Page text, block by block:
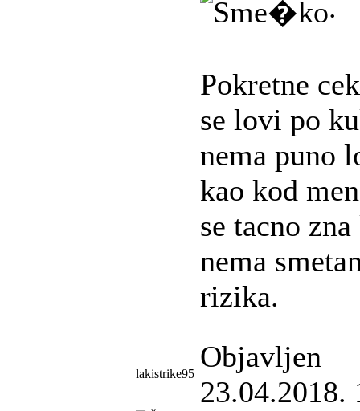
.
Pokretne
se lovi po
nema puno
kao kod
se tacno
nema
rizika.
lakistrike95
Objavljen
23.04.2018.